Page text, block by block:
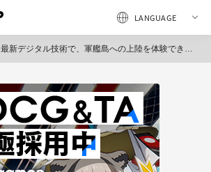
最新デジタル技術で、軍艦島への上陸を体験できる「軍艦島デジタルミュージアム」が長崎市にオープン（Zero-Ten）